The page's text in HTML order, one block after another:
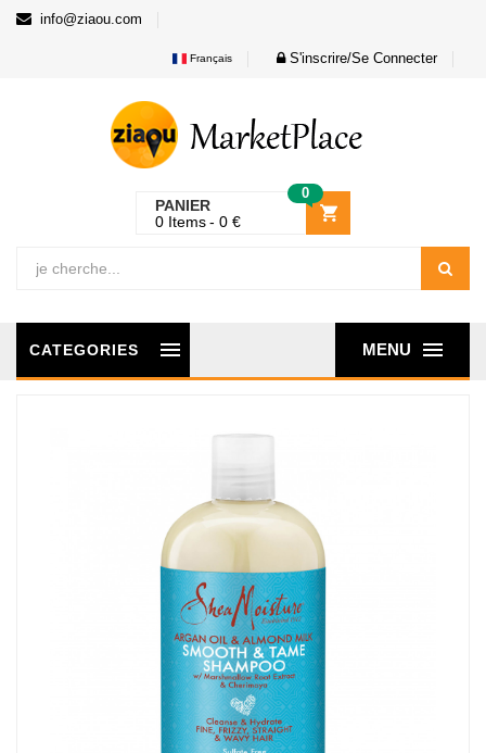
info@ziaou.com
Français S'inscrire/Se Connecter
PANIER
0
0 Items 0 €
MENU
CATEGORIES